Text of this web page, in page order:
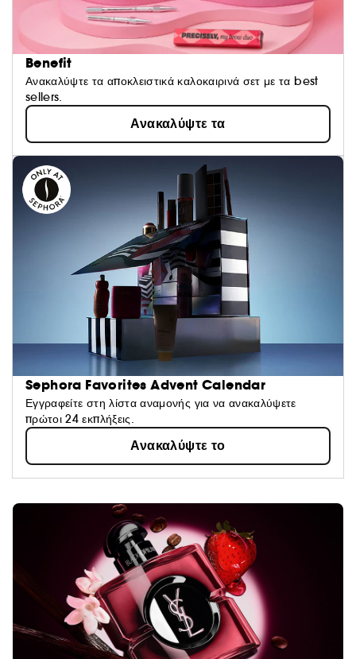
Benefit
Ανακαλύψτε τα αποκλειστικά καλοκαιρινά σετ με τα best
sellers.
Ανακαλύψτε τα
Sephora Favorites Advent Calendar
Εγγραφείτε στη λίστα αναμονής για να ανακαλύψετε
πρώτοι 24 εκπλήξεις.
Ανακαλύψτε το